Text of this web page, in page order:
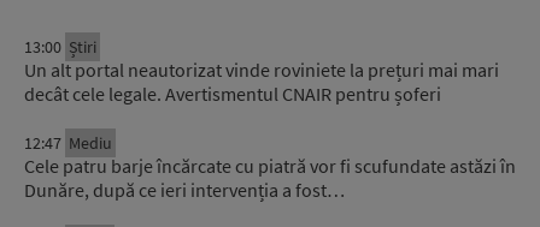
13:00 Știri
Un alt portal neautorizat vinde roviniete la prețuri mai mari
decât cele legale. Avertismentul CNAIR pentru șoferi
12:47 Mediu
Cele patru barje încărcate cu piatră vor fi scufundate astăzi în
Dunăre, după ce ieri intervenția a fost…